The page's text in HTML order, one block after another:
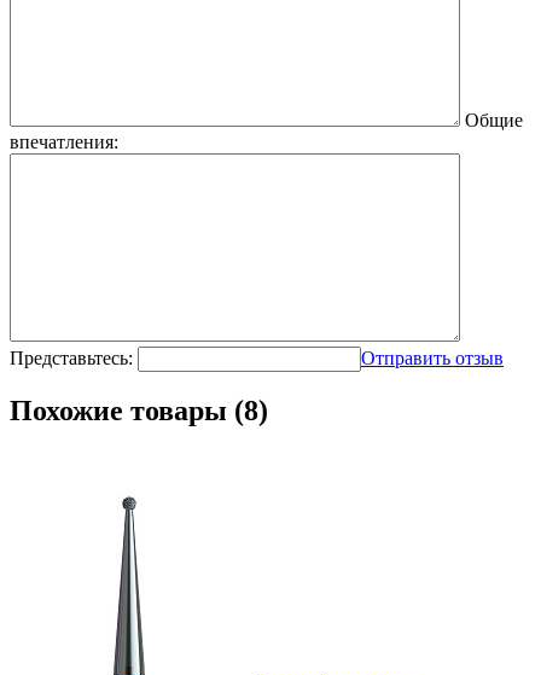
Общие
впечатления:
Представьтесь: Отправить отзыв
Похожие товары (8)